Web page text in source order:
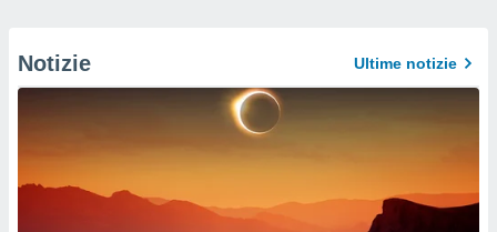
Notizie Ultime notizie